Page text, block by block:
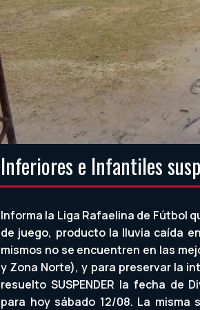
Inferiores e Infantiles
Informa la Liga Rafaelina de Fútbol
de juego, producto la lluvia caída
mismos no se encuentren en las
y Zona Norte), y para preservar la
resuelto SUSPENDER la fecha de
para hoy sábado 12/08. La misma